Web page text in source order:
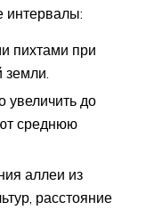
интервалы:
пихтами при
земли.
увеличить до
среднюю
аллеи из
расстояние